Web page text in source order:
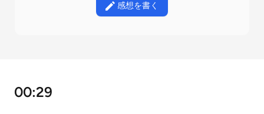
感想を書く
00:29